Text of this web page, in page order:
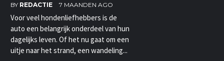
BY REDACTIE 7 MAANDEN AGO
Voor veel hondenliefhebbers is de
auto een belangrijk onderdeel van hun
dagelijks leven. Of het nu gaat om een
uitje naar het strand, een wandeling...